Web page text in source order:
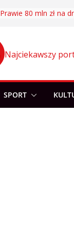
Prawie 80 mln zł na
Najciekawszy
SPORT